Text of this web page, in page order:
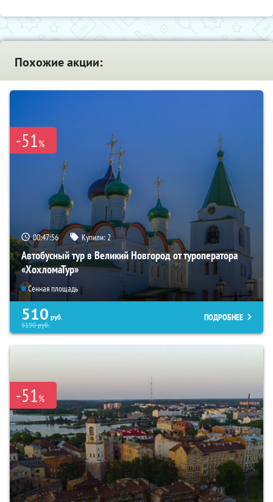
Похожие акции:
-51%
00:47:54 Купили:2
Автобусный тур в Великий Новгород от туроператора
«ХохломаТур»
Сенная площадь
510 руб.
5190руб.
ПОДРОБНЕЕ
-51%